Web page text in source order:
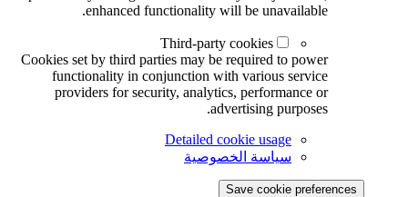
enhanced functionality will be unavailable.
Third-party cookies
Cookies set by third parties may be required to power
functionality in conjunction with various service
providers for security, analytics, performance or
advertising purposes.
Detailed cookie usage
سياسة الخصوصية
Save cookie preferences